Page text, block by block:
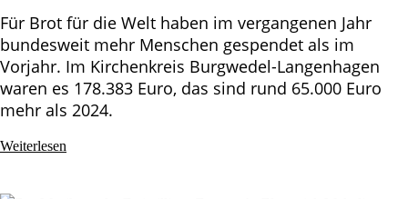
Für Brot für die Welt haben im vergangenen Jahr
bundesweit mehr Menschen gespendet als im
Vorjahr. Im Kirchenkreis Burgwedel-Langenhagen
waren es 178.383 Euro, das sind rund 65.000 Euro
mehr als 2024.
Weiterlesen